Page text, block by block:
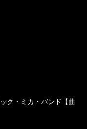
ク・ミカ・バンド【曲